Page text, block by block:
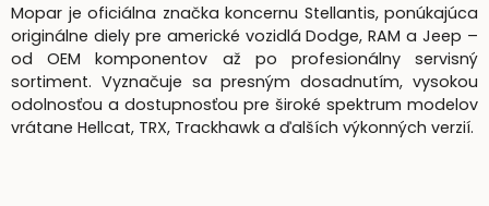
Mopar je oficiálna značka koncernu Stellantis, ponúkajúca
originálne diely pre americké vozidlá Dodge, RAM a Jeep –
od OEM komponentov až po profesionálny servisný
sortiment. Vyznačuje sa presným dosadnutím, vysokou
odolnosťou a dostupnosťou pre široké spektrum modelov
vrátane Hellcat, TRX, Trackhawk a ďalších výkonných verzií.